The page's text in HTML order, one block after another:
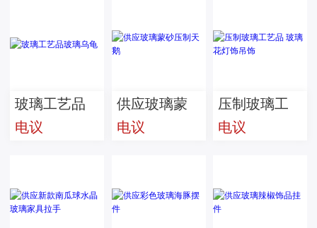
玻璃工艺品
玻璃乌龟
电议
供应玻璃蒙
砂压制天鹅
电议
压制玻璃工
艺品 玻璃花
电议